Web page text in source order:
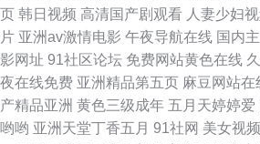
页 韩日视频 高清国产剧观看 人妻少妇
片 亚洲av激情电影 午夜导航在线 国内
影网址 91社区论坛 免费网站黄色在线
夜在线免费 亚洲精品第五页 麻豆网站在
产精品亚洲 黄色三级成年 五月天婷婷爱
哟哟 亚洲天堂丁香五月 91社网 美女视